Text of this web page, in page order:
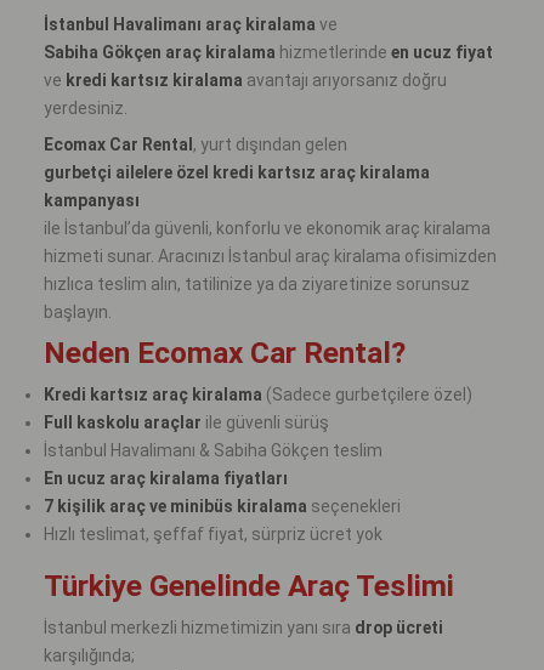
İstanbul Havalimanı araç kiralama ve
Sabiha Gökçen araç kiralama hizmetlerinde en ucuz fiyat
ve kredi kartsız kiralama avantajı arıyorsanız doğru
yerdesiniz.
Ecomax Car Rental , yurt dışından gelen
gurbetçi ailelere özel kredi kartsız araç kiralama
kampanyası
ile İstanbul’da güvenli, konforlu ve ekonomik araç kiralama
hizmeti sunar. Aracınızı İstanbul araç kiralama ofisimizden
hızlıca teslim alın, tatilinize ya da ziyaretinize sorunsuz
başlayın.
Neden Ecomax Car Rental?
Kredi kartsız araç kiralama (Sadece gurbetçilere özel)
Full kaskolu araçlar ile güvenli sürüş
İstanbul Havalimanı & Sabiha Gökçen teslim
En ucuz araç kiralama fiyatları
7 kişilik araç ve minibüs kiralama seçenekleri
Hızlı teslimat, şeffaf fiyat, sürpriz ücret yok
Türkiye Genelinde Araç Teslimi
İstanbul merkezli hizmetimizin yanı sıra drop ücreti
karşılığında;